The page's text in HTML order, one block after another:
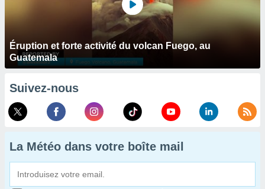
Éruption et forte activité du volcan Fuego, au
Guatemala
Suivez-nous
La Météo dans votre boîte mail